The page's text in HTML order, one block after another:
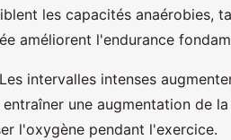
les capacités anaérobies,
améliorent l'endurance
intervalles intenses
une augmentation de la
l'oxygène pendant l'exercice.